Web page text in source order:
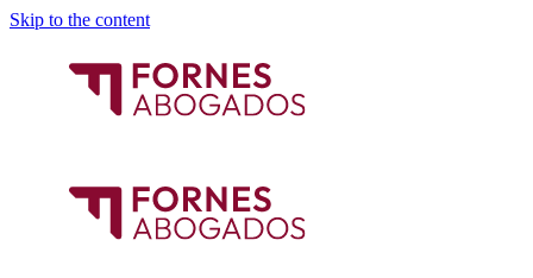
Skip to the content